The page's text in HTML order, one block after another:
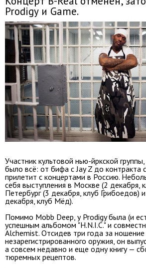
Prodigy и Game.
Участник культовой нью-йркской
было всё: от бифа с Jay Z до контракта
прилетит с концертами в Россию.
себя выступления в Москве (2 декабря,
Петербург (3 декабря, клуб Грибоедов)
декабря, клуб Мёд).
Помимо Mobb Deep, у Prodigy была (и
успешным альбомом "H.N.I.C." и
Alchemist. Отсидев три года за ношение
незарегистрированного оружия, он
а совсем недавно и еще одну книгу —
тюремных рецептов.